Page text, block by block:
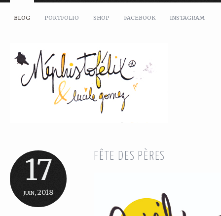
BLOG PORTFOLIO SHOP FACEBOOK INSTAGRAM
17
juin, 2018
FÊTE DES PÈRES